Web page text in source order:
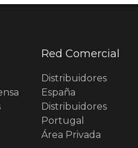
Red Comercial
Distribuidores
España
Distribuidores
Portugal
Área Privada